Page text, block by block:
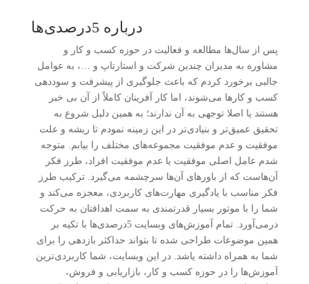
درباره 5درصدی‌ها
پس از سال‌ها مطالعه و فعالیت در حوزه کسب و کار و
مشاوره به مدیران چندین شرکت و استارتاپ و …، به عوامل
جالبی برخورد کردم که باعث جلوگیری از پیشرفت و سوددهی
کسب و کارها می‌شوند، اما کار آفرینان کاملاً از آن بی خبر
هستند یا اصلا توجهی به آن ندارند؛ به همین دلیل شروع به
تحقیق عمیق‌تر و بنیادی‌تر در این زمینه نمودم تا ریشه و علت
موفقیت و عدم موفقیت مجموعه‌های مختلف را بیابم. متوجه
شدم عامل اصلی موفقیت یا عدم موفقیت افراد، طرز فکر
آن‌هاست که از باورهای آن‌ها سرچشمه می‌گیرد. ترکیب طرز
فکر مناسب با یادگیری مهارت‌های کاربردی، معجزه می‌کند و
شما را با موتور بسیار قدرتمندی به سمت اهدافتان به حرکت
درمی‌آورد. تمام آموزش‌های وبسایت 5درصدی‌ها با تکیه بر
همین موضوعات طراحی شده تا بتواند حداکثر بازدهی را برای
شما به همراه داشته یاشد. در این وبسایت، شما کاربردی‌ترین
آموزش‌ها را در حوزه کسب و کار، بازاریابی و فروش،